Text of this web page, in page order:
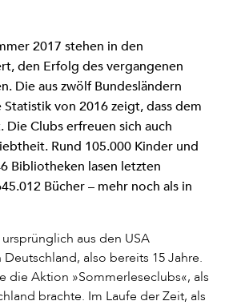
2017 stehen in den
den Erfolg des vergangenen
Die aus zwölf Bundesländern
von 2016 zeigt, dass dem
Clubs erfreuen sich auch
Rund 105.000 Kinder und
Bibliotheken lasen letzten
Bücher – mehr noch als in
aus den USA
also bereits 15 Jahre.
die Aktion »Sommerleseclubs«, als
brachte. Im Laufe der Zeit, als